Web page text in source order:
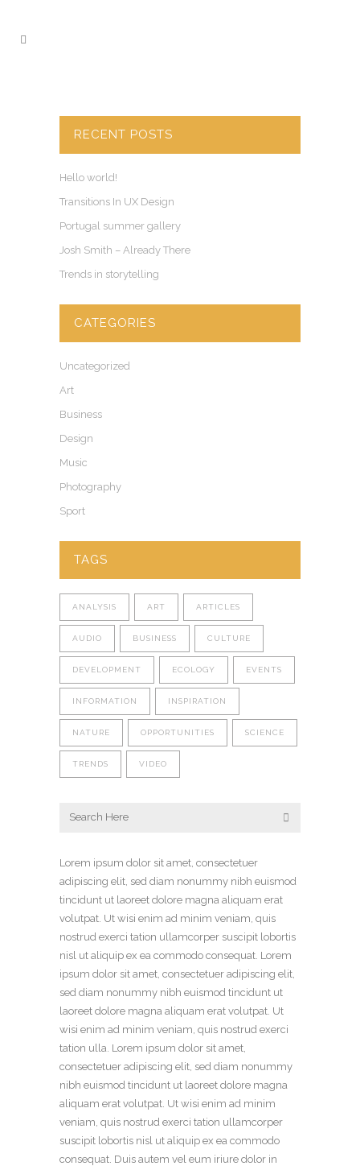
RECENT POSTS
Hello world!
Transitions In UX Design
Portugal summer gallery
Josh Smith – Already There
Trends in storytelling
CATEGORIES
Uncategorized
Art
Business
Design
Music
Photography
Sport
TAGS
ANALYSIS ART ARTICLES
AUDIO BUSINESS CULTURE
DEVELOPMENT ECOLOGY EVENTS
INFORMATION INSPIRATION
NATURE OPPORTUNITIES SCIENCE
TRENDS VIDEO
Lorem ipsum dolor sit amet, consectetuer
adipiscing elit, sed diam nonummy nibh euismod
tincidunt ut laoreet dolore magna aliquam erat
volutpat. Ut wisi enim ad minim veniam, quis
nostrud exerci tation ullamcorper suscipit lobortis
nisl ut aliquip ex ea commodo consequat. Lorem
ipsum dolor sit amet, consectetuer adipiscing elit,
sed diam nonummy nibh euismod tincidunt ut
laoreet dolore magna aliquam erat volutpat. Ut
wisi enim ad minim veniam, quis nostrud exerci
tation ulla. Lorem ipsum dolor sit amet,
consectetuer adipiscing elit, sed diam nonummy
nibh euismod tincidunt ut laoreet dolore magna
aliquam erat volutpat. Ut wisi enim ad minim
veniam, quis nostrud exerci tation ullamcorper
suscipit lobortis nisl ut aliquip ex ea commodo
consequat. Duis autem vel eum iriure dolor in